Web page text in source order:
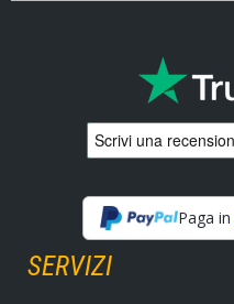
Paga in
SERVIZI